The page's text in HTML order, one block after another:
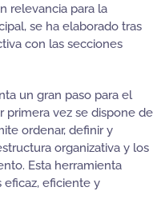
relevancia para la
se ha elaborado tras
con las secciones
un gran paso para el
primera vez se dispone de
ordenar, definir y
organizativa y los
Esta herramienta
eficaz, eficiente y